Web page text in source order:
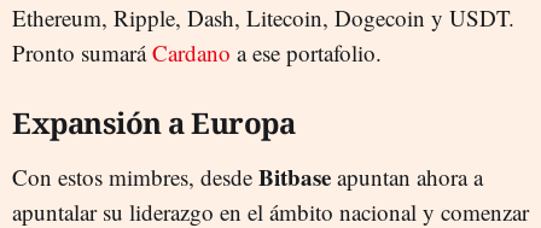
Ethereum, Ripple, Dash, Litecoin, Dogecoin y USDT.
Pronto sumaráCardano a ese portafolio.
Expansión a Europa
Con estos mimbres, desde Bitbase apuntan ahora a
apuntalar su liderazgo en el ámbito nacional y comenzar